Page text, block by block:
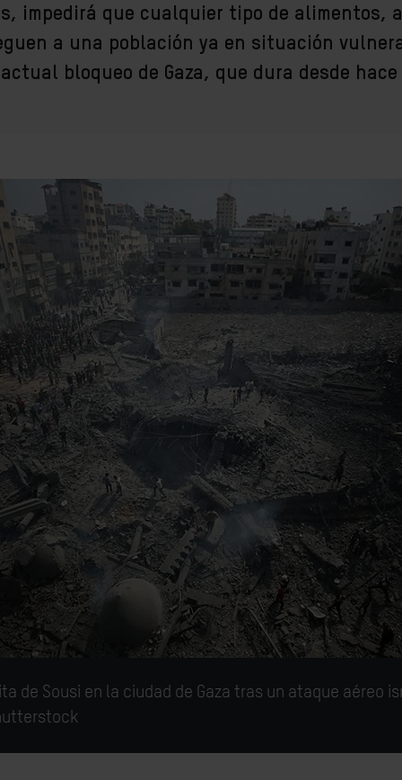
, impedirá que cualquier tipo de alimentos,
a una población ya en situación
bloqueo de Gaza, que dura desde hace
de Sousi en la ciudad de Gaza tras un ataque aéreo